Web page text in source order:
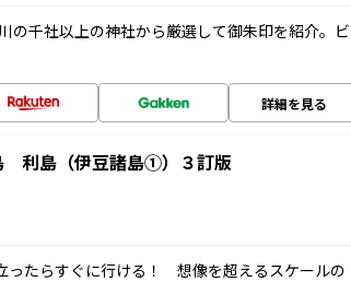
の千社以上の神社から厳選して御朱印を紹介。ビ
詳細を見る
島（伊豆諸島①）３訂版
ったらすぐに行ける！ 想像を超えるスケールの